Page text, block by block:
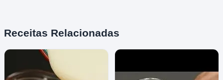
Receitas Relacionadas